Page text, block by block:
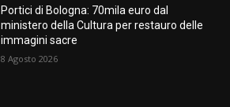
Portici di Bologna: 70mila euro dal
ministero della Cultura per restauro delle
immagini sacre
8 Agosto 2026